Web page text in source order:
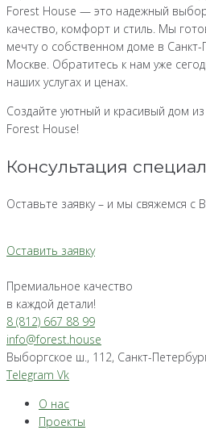
Forest House — это надежный выбор
качество, комфорт и стиль. Мы
мечту о собственном доме в Санкт-
Москве. Обратитесь к нам уже
наших услугах и ценах.
Создайте уютный и красивый дом
Forest House!
Консультация
Оставьте заявку – и мы свяжемся с
Оставить заявку
Премиальное качество
в каждой детали!
8 (812) 667 88 99
info@forest.house
Выборгское ш., 112, Санкт-
Telegram Vk
О нас
Проекты